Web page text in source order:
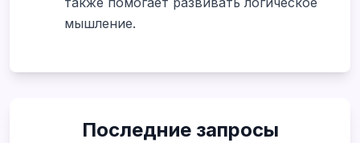
мышление.
Последние запросы